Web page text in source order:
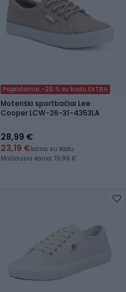
Papildomai -20 % su kodu EXTRA
Moteriški sportbačiai Lee
Cooper LCW-26-31-4353LA
28,99 €
23,19 €kaina su kodu
Mažiausia kaina: 19,99 €